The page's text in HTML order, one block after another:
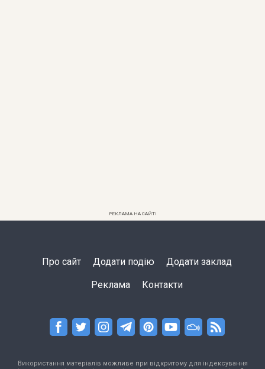
РЕКЛАМА НА САЙТІ
Про сайт Додати подію Додати заклад
Реклама Контакти
Використання матеріалів можливе при відкритому для індексування